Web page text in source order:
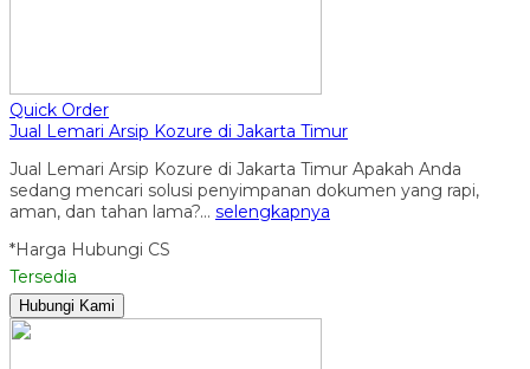
Quick Order
Jual Lemari Arsip Kozure di Jakarta Timur
Jual Lemari Arsip Kozure di Jakarta Timur Apakah Anda
sedang mencari solusi penyimpanan dokumen yang rapi,
aman, dan tahan lama?… selengkapnya
*Harga Hubungi CS
Tersedia
Hubungi Kami